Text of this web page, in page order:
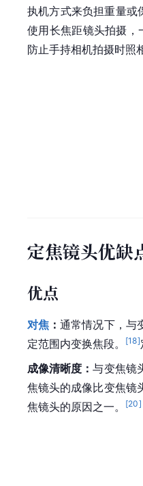
执机方式来负担重量或
使用长焦距镜头拍摄
防止手持相机拍摄时照
定焦镜头优缺
优点
对焦 ：通常情况下，与
定范围内变换焦段。
[18]
成像清晰度：与变焦镜
焦镜头的成像比变焦镜
焦镜头的原因之一。
[20]